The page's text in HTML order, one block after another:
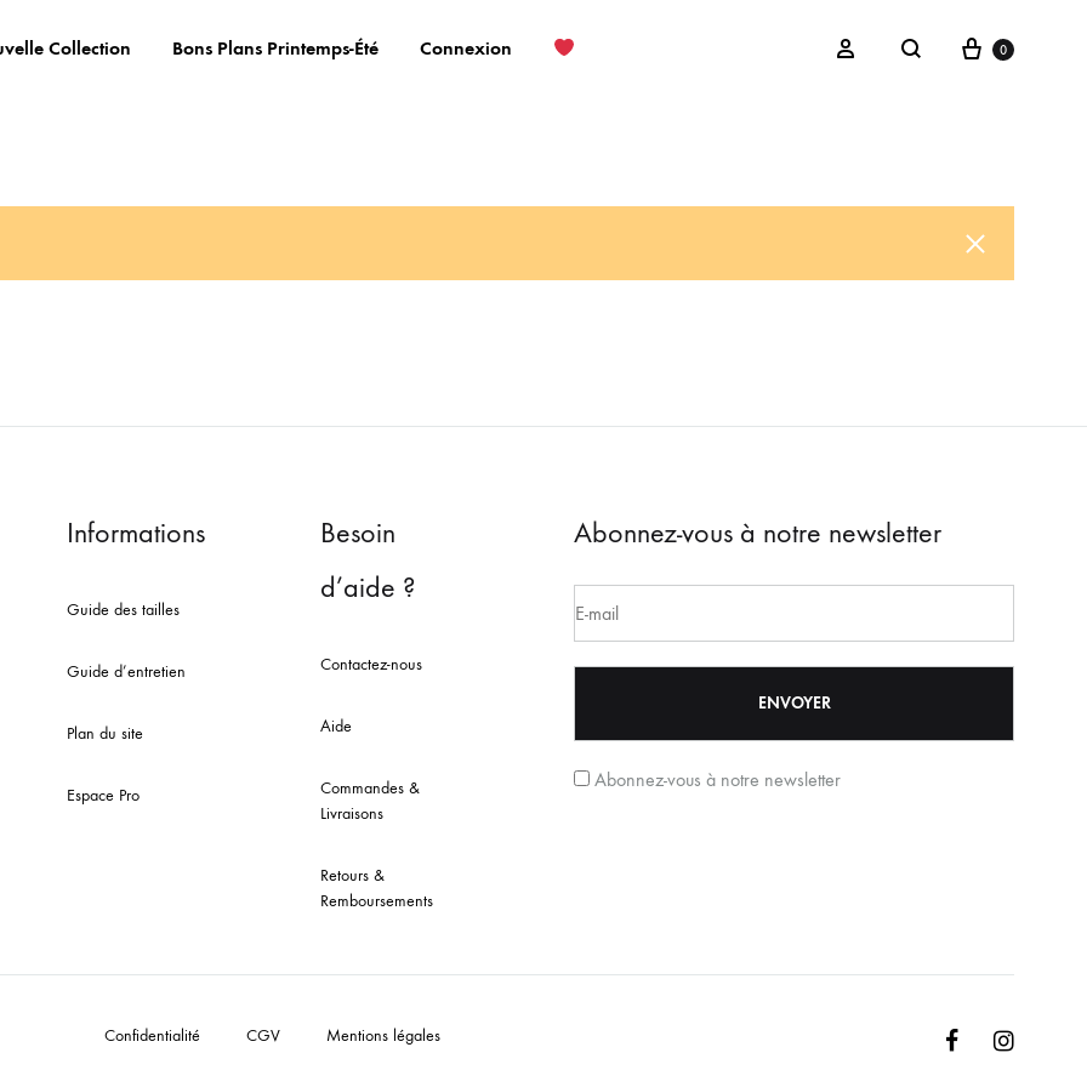
Collection Bons Plans Printemps-Été Connexion Sign in
Search
Cart
0
Informations
Guide des tailles
Guide d’entretien
Plan du site
Espace Pro
Besoin
d’aide ?
Contactez-nous
Aide
Commandes &
Livraisons
Retours &
Remboursements
Abonnez-vous à notre newsletter
Abonnez-vous à notre newsletter
Confidentialité CGV Mentions légales Facebook